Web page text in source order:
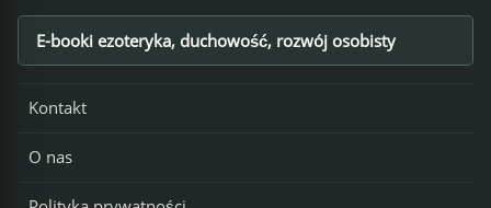
Footer
E-booki ezoteryka, duchowość, rozwój osobisty
Kontakt
O nas